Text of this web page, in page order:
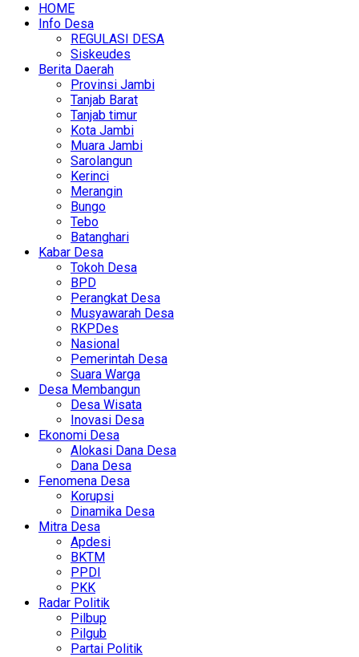
HOME
Info Desa
REGULASI DESA
Siskeudes
Berita Daerah
Provinsi Jambi
Tanjab Barat
Tanjab timur
Kota Jambi
Muara Jambi
Sarolangun
Kerinci
Merangin
Bungo
Tebo
Batanghari
Kabar Desa
Tokoh Desa
BPD
Perangkat Desa
Musyawarah Desa
RKPDes
Nasional
Pemerintah Desa
Suara Warga
Desa Membangun
Desa Wisata
Inovasi Desa
Ekonomi Desa
Alokasi Dana Desa
Dana Desa
Fenomena Desa
Korupsi
Dinamika Desa
Mitra Desa
Apdesi
BKTM
PPDI
PKK
Radar Politik
Pilbup
Pilgub
Partai Politik